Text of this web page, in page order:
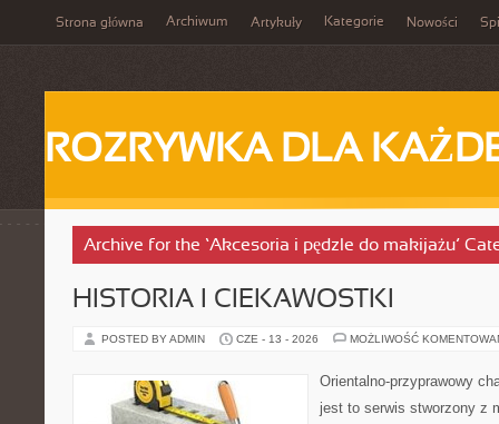
Strona główna Archiwum Artykuły Kategorie Nowości
ROZRYWKA DLA
Archive for the ‘Akcesoria i pędzle do makijażu’
HISTORIA I CIEKAWOSTKI
POSTED BY ADMIN CZE - 13 - 2026 MOŻLIWOŚĆ
Orientalno-przyprawowy
jest to serwis stworzony z